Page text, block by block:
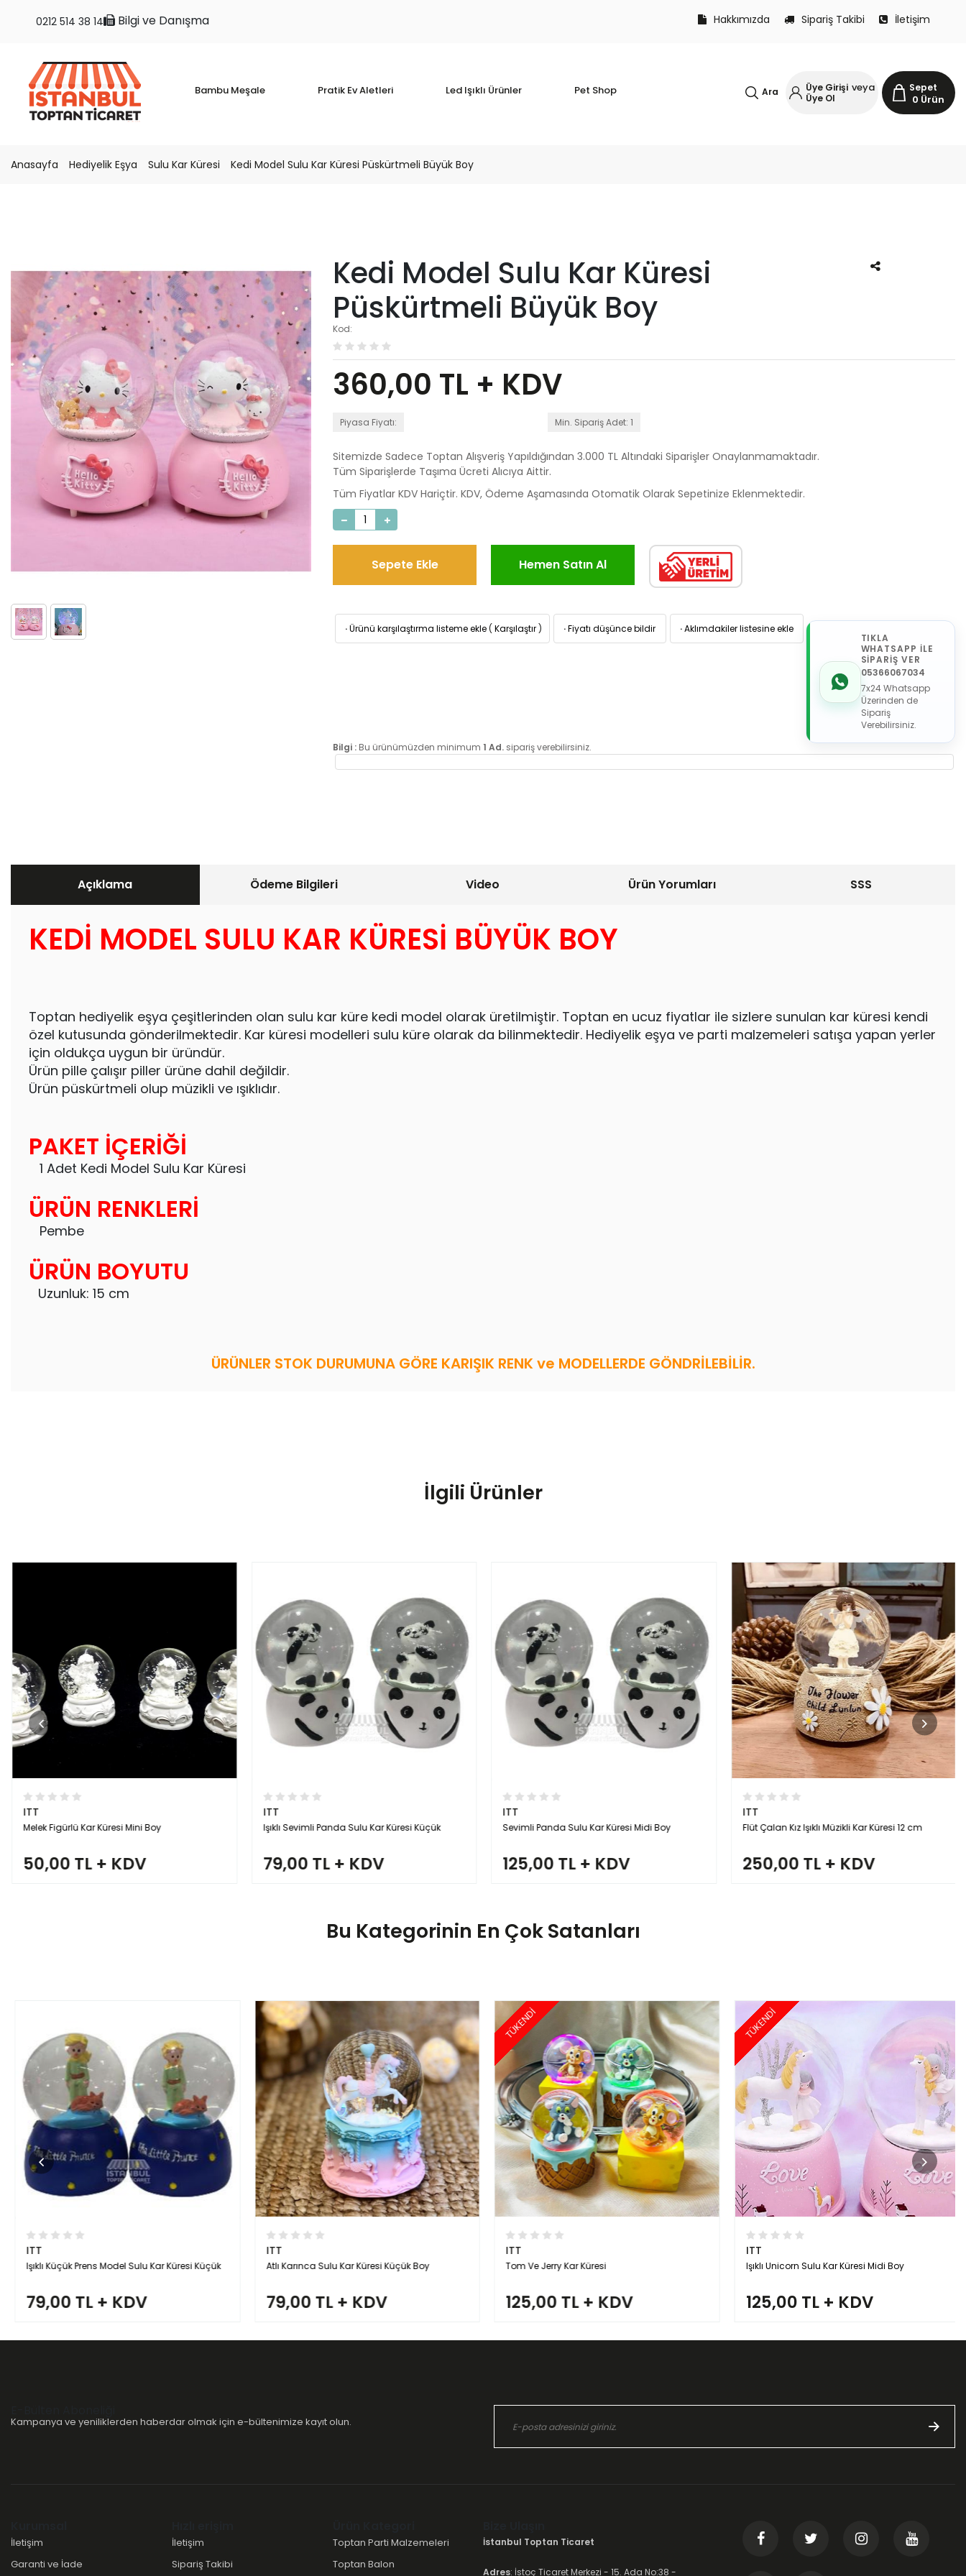
Bilgi ve Danışma
0212 514 38 14 Hakkımızda Sipariş Takibi İletişim
Bambu Meşale Pratik Ev Aletleri Led Işıklı Ürünler Pet Shop Sepet
0 Ürün
Üye Girişi veya
Üye Ol
Ara
Anasayfa Hediyelik Eşya Sulu Kar Küresi Kedi Model Sulu Kar Küresi Püskürtmeli Büyük Boy
Kedi Model Sulu Kar Küresi
Püskürtmeli Büyük Boy
Kod:
360,00 TL + KDV
Piyasa Fiyatı: Min. Sipariş Adet: 1
Sitemizde Sadece Toptan Alışveriş Yapıldığından 3.000 TL Altındaki Siparişler Onaylanmamaktadır.
Tüm Siparişlerde Taşıma Ücreti Alıcıya Aittir.
Tüm Fiyatlar KDV Hariçtir. KDV, Ödeme Aşamasında Otomatik Olarak Sepetinize Eklenmektedir.
Sepete Ekle Hemen Satın Al
·Ürünü karşılaştırma listeme ekle ( Karşılaştır ) ·Fiyatı düşünce bildir ·Aklımdakiler listesine ekle
TIKLA
WHATSAPP İLE
SİPARİŞ VER
05366067034
7x24 Whatsapp
Üzerinden de
Sipariş
Verebilirsiniz.
Bilgi : Bu ürünümüzden minimum 1 Ad. sipariş verebilirsiniz.
Açıklama Ödeme Bilgileri Video Ürün Yorumları SSS
KEDİ MODEL SULU KAR KÜRESİ BÜYÜK BOY
Toptan hediyelik eşya çeşitlerinden olan sulu kar küre kedi model olarak üretilmiştir. Toptan en ucuz fiyatlar ile sizlere sunulan kar küresi kendi
özel kutusunda gönderilmektedir. Kar küresi modelleri sulu küre olarak da bilinmektedir. Hediyelik eşya ve parti malzemeleri satışa yapan yerler
için oldukça uygun bir üründür.
Ürün pille çalışır piller ürüne dahil değildir.
Ürün püskürtmeli olup müzikli ve ışıklıdır.
PAKET İÇERİĞİ
1 Adet Kedi Model Sulu Kar Küresi
ÜRÜN RENKLERİ
Pembe
ÜRÜN BOYUTU
Uzunluk: 15 cm
ÜRÜNLER STOK DURUMUNA GÖRE KARIŞIK RENK ve MODELLERDE GÖNDRİLEBİLİR.
İlgili Ürünler
ITT
Melek Figürlü Kar Küresi Mini Boy
50,00 TL + KDV
ITT
Işıklı Sevimli Panda Sulu Kar Küresi Küçük
79,00 TL + KDV
ITT
Sevimli Panda Sulu Kar Küresi Midi Boy
125,00 TL + KDV
ITT
Flüt Çalan Kız Işıklı Müzikli Kar Küresi 12 cm
250,00 TL + KDV
Bu Kategorinin En Çok Satanları
ITT
Işıklı Küçük Prens Model Sulu Kar Küresi Küçük
79,00 TL + KDV
ITT
Atlı Karınca Sulu Kar Küresi Küçük Boy
79,00 TL + KDV
TÜKENDİ
ITT
Tom Ve Jerry Kar Küresi
125,00 TL + KDV
TÜKENDİ
ITT
Işıklı Unicorn Sulu Kar Küresi Midi Boy
125,00 TL + KDV
Kampanya ve yeniliklerden haberdar olmak için e-bültenimize kayıt olun.
İletişim
Garanti ve İade
İletişim
Sipariş Takibi
Toptan Parti Malzemeleri
Toptan Balon
İstanbul Toptan Ticaret
Adres: İstoç Ticaret Merkezi - 15. Ada No:38 -